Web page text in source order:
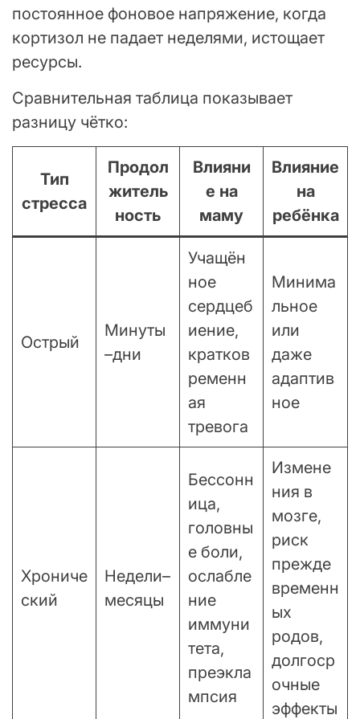
постоянное фоновое напряжение, когда
кортизол не падает неделями, истощает
ресурсы.
Сравнительная таблица показывает
разницу чётко:
Тип
стресса
Продол
житель
ность
Влияни
е на
маму
Влияние
на
ребёнка
Острый
Минуты
–дни
Учащён
ное
сердцеб
иение,
кратков
ременн
ая
тревога
Минима
льное
или
даже
адаптив
ное
Хрониче
ский
Недели–
месяцы
Бессонн
ица,
головны
е боли,
ослабле
ние
иммуни
тета,
преэкла
мпсия
Измене
ния в
мозге,
риск
прежде
временн
ых
родов,
долгоср
очные
эффекты